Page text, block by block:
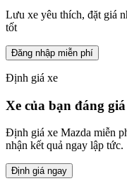
Lưu xe yêu thích, đặt giá
tốt
Đăng nhập miễn phí
Định giá xe
Xe của bạn đáng
Định giá xe Mazda miễn
nhận kết quả ngay lập tức.
Định giá ngay